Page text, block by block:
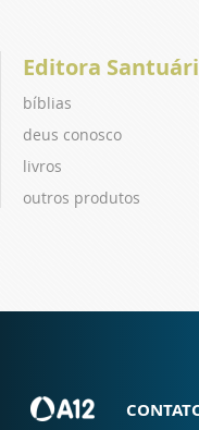
Editora
bíblias
deus conosco
livros
outros produtos